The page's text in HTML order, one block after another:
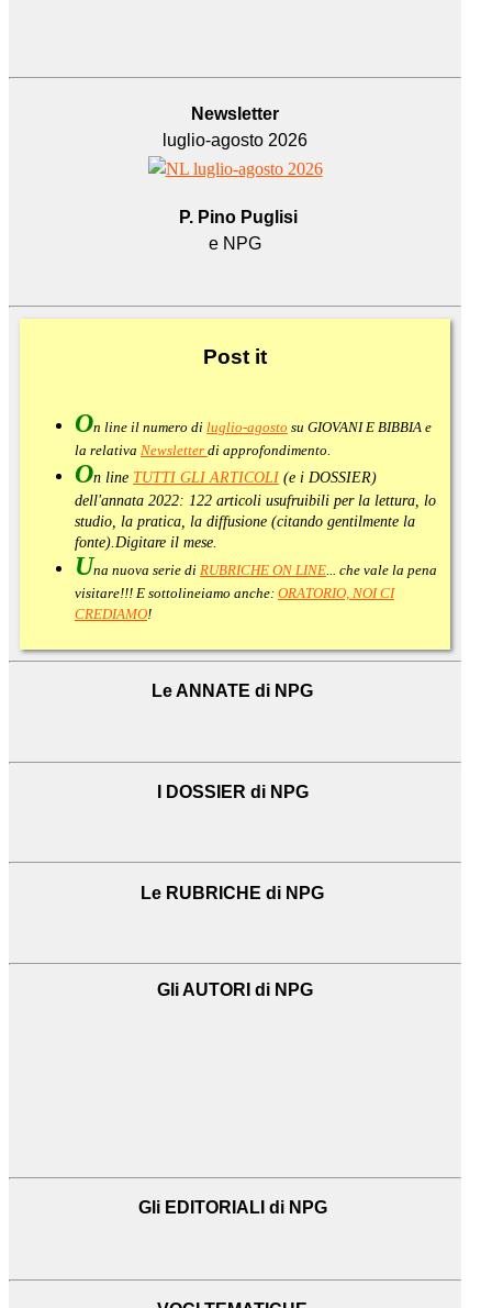
Newsletter
luglio-agosto 2026
P. Pino Puglisi
e NPG
Post it
On line il numero di luglio-agosto su GIOVANI E BIBBIA e
la relativa Newsletter di approfondimento
On line TUTTI GLI ARTICOLI (e i DOSSIER)
dell'annata 2022: 122 articoli usufruibili per la lettura, lo
studio, la pratica, la diffusione (citando gentilmente la
fonte). Digitare il mese.
Una nuova serie di RUBRICHE ON LINE ... che vale la pena
visitare!!! E sottolineiamo anche: ORATORIO, NOI CI
CREDIAMO!
Le ANNATE di NPG
I DOSSIER di NPG
Le RUBRICHE di NPG
Gli AUTORI di NPG
Gli EDITORIALI di NPG